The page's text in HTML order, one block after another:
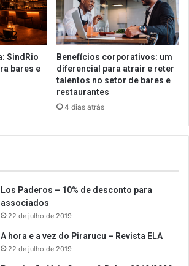
SindRio
bares e
Benefícios corporativos: um
diferencial para atrair e reter
talentos no setor de bares e
restaurantes
4 dias atrás
Los Paderos – 10% de desconto para
associados
22 de julho de 2019
A hora e a vez do Pirarucu – Revista ELA
22 de julho de 2019